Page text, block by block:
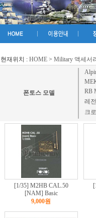
현재위치 : HOME> Military 액세서
폰토스 모델
RB
레
크
[1/35] M2HB CAL.50
[NAM] Basic
9,000원